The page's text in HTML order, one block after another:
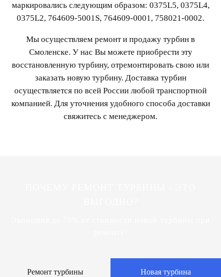
маркировались следующим образом: 0375L5, 0375L4,
0375L2, 764609-5001S, 764609-0001, 758021-0002.
Мы осуществляем ремонт и продажу турбин в
Смоленске. У нас Вы можете приобрести эту
восстановленную турбину, отремонтировать свою или
заказать новую турбину. Доставка турбин
осуществляется по всей России любой транспортной
компанией. Для уточнения удобного способа доставки
свяжитесь с менеджером.
Ремонт турбины Новая турбина